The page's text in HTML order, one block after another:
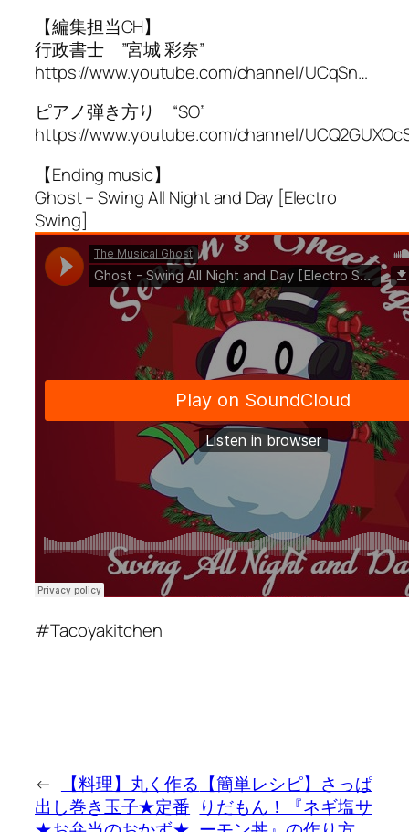
【編集担当CH】
行政書士 ”宮城 彩奈”
https://www.youtube.com/channel/UCqSn…
ピアノ弾き方り “SO”
https://www.youtube.com/channel/
【Ending music】
Ghost – Swing All Night and Day [Electro
Swing]
#Tacoyakitchen
←
【料理】丸く作る
出し巻き玉子★定番
【簡単レシピ】さっぱ
りだもん！『ネギ塩サ